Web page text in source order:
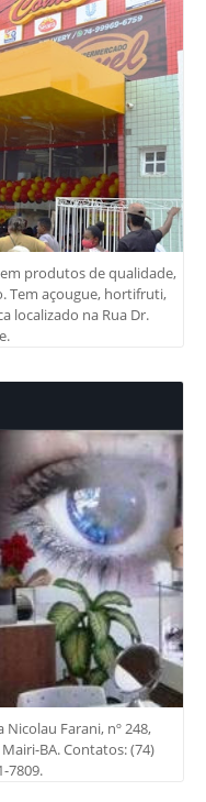
produtos de qualidade,
Tem açougue, hortifruti,
localizado na Rua Dr.
Farani, nº 248,
BA. Contatos: (74)
7809.